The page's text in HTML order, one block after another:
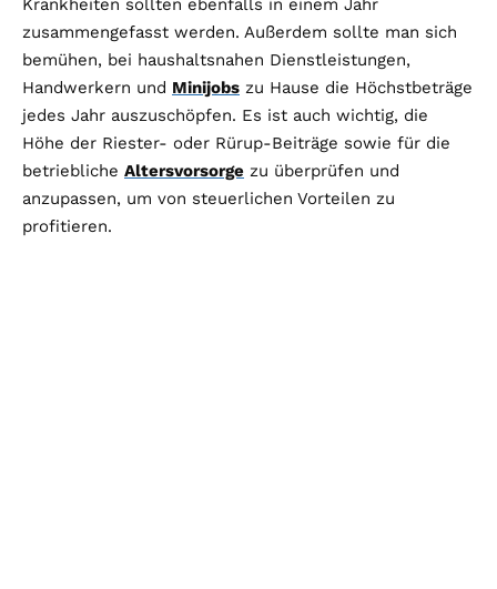
Krankheiten sollten ebenfalls in einem Jahr
zusammengefasst werden. Außerdem sollte man sich
bemühen, bei haushaltsnahen Dienstleistungen,
Handwerkern und Minijobs zu Hause die Höchstbeträge
jedes Jahr auszuschöpfen. Es ist auch wichtig, die
Höhe der Riester- oder Rürup-Beiträge sowie für die
betriebliche Altersvorsorge zu überprüfen und
anzupassen, um von steuerlichen Vorteilen zu
profitieren.